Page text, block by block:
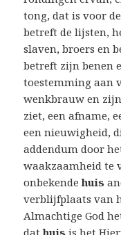
tong, dat is voor
betreft de lijsten,
slaven, broers en
betreft zijn benen
toestemming aan
wenkbrauw en
ziet, een afname,
een nieuwigheid,
addendum door
waakzaamheid te
onbekendehuis
verblijfplaats van
Almachtige God
dathuis is het